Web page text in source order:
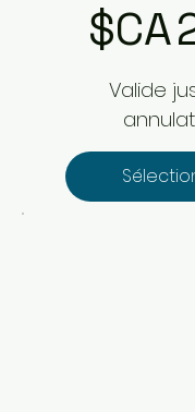
$CA
Valide